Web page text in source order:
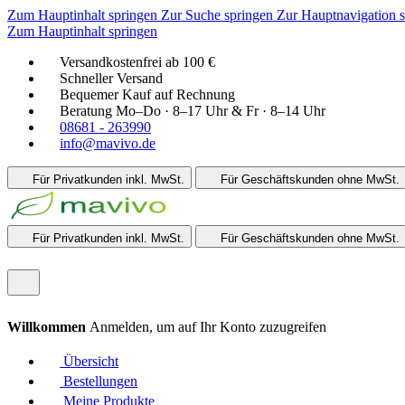
Zum Hauptinhalt springen Zur Suche springen Zur Hauptnavigation
Zum Hauptinhalt springen
Versandkostenfrei ab 100 €
Schneller Versand
Bequemer Kauf auf Rechnung
Beratung Mo–Do · 8–17 Uhr & Fr · 8–14 Uhr
08681 - 263990
info@mavivo.de
Für Privatkunden inkl. MwSt. Für Geschäftskunden ohne MwSt.
Für Privatkunden inkl. MwSt. Für Geschäftskunden ohne MwSt.
Willkommen Anmelden, um auf Ihr Konto zuzugreifen
Übersicht
Bestellungen
Meine Produkte